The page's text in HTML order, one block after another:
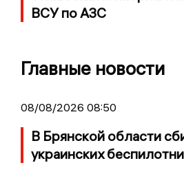
ВСУ по АЗС
Главные новости
08/08/2026 08:50
В Брянской области
украинских